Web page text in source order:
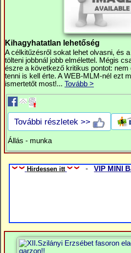
Kihagyhatatlan lehetőség
A célkitűzésről sokat lehet olvasni, és
tölteni jobbnál jobb elmélettel. Mégis
észre a következő kritikus pontot: nem
tenni is kell érte. A WEB-MLM-nél ezt
ismertetőt most!... Tovább >
További részletek >>
Állás - munka
Hirdessen itt -VIP MINI